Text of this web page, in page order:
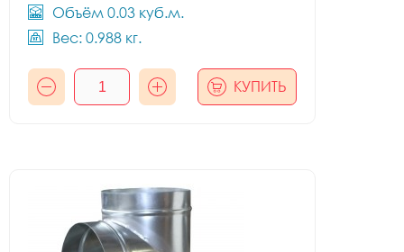
Объём 0.03 куб.м.
Вес: 0.988 кг.
КУПИТЬ